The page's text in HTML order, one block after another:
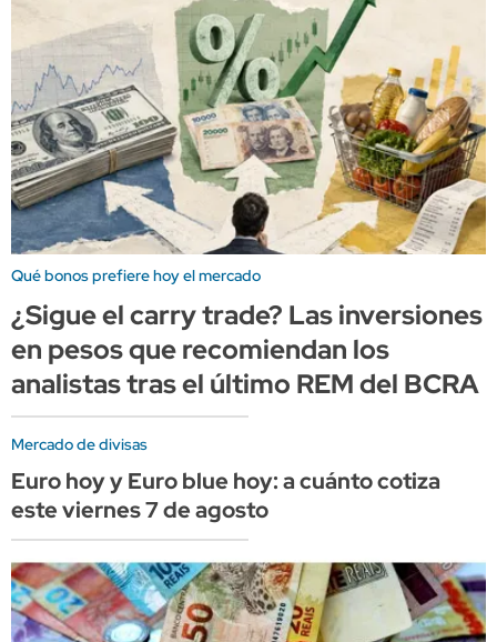
Qué bonos prefiere hoy el mercado
¿Sigue el carry trade? Las inversiones
en pesos que recomiendan los
analistas tras el último REM del BCRA
Mercado de divisas
Euro hoy y Euro blue hoy: a cuánto cotiza
este viernes 7 de agosto